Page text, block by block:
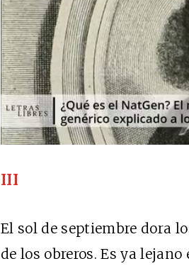
III
El sol de septiembre dora
de los obreros. Es ya